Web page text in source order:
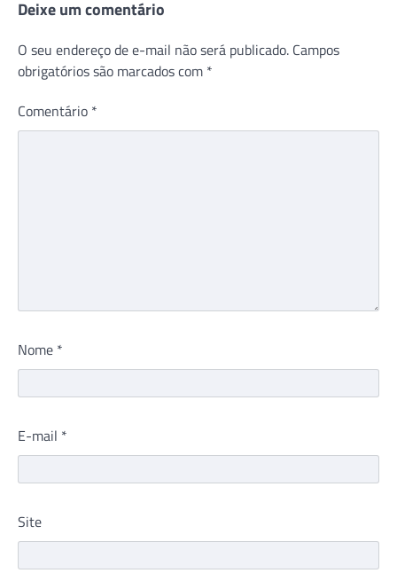
Deixe um comentário
O seu endereço de e-mail não será publicado. Campos
obrigatórios são marcados com *
Comentário *
Nome *
E-mail *
Site